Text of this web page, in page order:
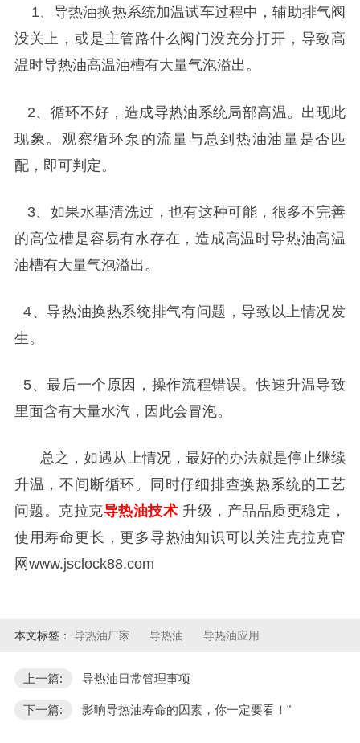
1、导热油换热系统加温试车过程中，辅助排气阀
没关上，或是主管路什么阀门没充分打开，导致高
温时导热油高温油槽有大量气泡溢出。
2、循环不好，造成导热油系统局部高温。出现此
现象。观察循环泵的流量与总到热油油量是否匹
配，即可判定。
3、如果水基清洗过，也有这种可能，很多不完善
的高位槽是容易有水存在，造成高温时导热油高温
油槽有大量气泡溢出。
4、导热油换热系统排气有问题，导致以上情况发
生。
5、最后一个原因，操作流程错误。快速升温导致
里面含有大量水汽，因此会冒泡。
总之，如遇从上情况，最好的办法就是停止继续
升温，不间断循环。同时仔细排查换热系统的工艺
问题。 克拉克导热油技术 升级，产品品质更稳定，
使用寿命更长，更多导热油知识可以关注克拉克官
网 www.jsclock88.com
本文标签： 导热油厂家 导热油 导热油应用
上一篇: 导热油日常管理事项
下一篇: 影响导热油寿命的因素，你一定要看！"